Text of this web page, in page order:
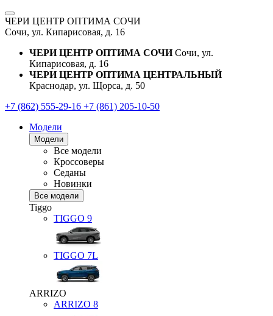
ЧЕРИ ЦЕНТР ОПТИМА СОЧИ
Сочи, ул. Кипарисовая, д. 16
ЧЕРИ ЦЕНТР ОПТИМА СОЧИ Сочи, ул.
Кипарисовая, д. 16
ЧЕРИ ЦЕНТР ОПТИМА ЦЕНТРАЛЬНЫЙ
Краснодар, ул. Щорса, д. 50
+7 (862) 555-29-16 +7 (861) 205-10-50
Модели
Модели
Все модели
Кроссоверы
Седаны
Новинки
Все модели
Tiggo
TIGGO 9
TIGGO 7L
ARRIZO
ARRIZO 8